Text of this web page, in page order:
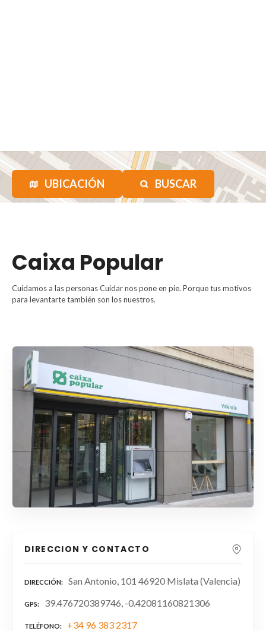
UBICACIÓN BUSCAR
Caixa Popular
Cuidamos a las personas Cuidar nos pone en pie. Porque tus motivos
para levantarte también son los nuestros.
DIRECCION Y CONTACTO
DIRECCIÓN San Antonio, 101 46920 Mislata (Valencia)
GPS 39.476720389746, -0.42081160821306
TELÉFONO +34 96 383 2317